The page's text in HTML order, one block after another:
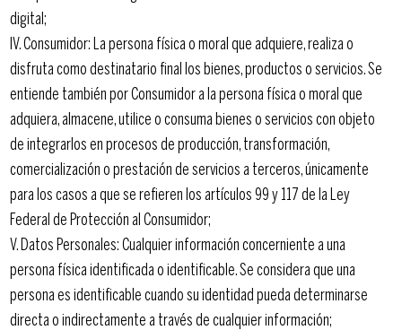
digital;
IV. Consumidor: La persona física o moral que adquiere, realiza o
disfruta como destinatario final los bienes, productos o servicios. Se
entiende también por Consumidor a la persona física o moral que
adquiera, almacene, utilice o consuma bienes o servicios con objeto
de integrarlos en procesos de producción, transformación,
comercialización o prestación de servicios a terceros, únicamente
para los casos a que se refieren los artículos 99 y 117 de la Ley
Federal de Protección al Consumidor;
V. Datos Personales: Cualquier información concerniente a una
persona física identificada o identificable. Se considera que una
persona es identificable cuando su identidad pueda determinarse
directa o indirectamente a través de cualquier información;